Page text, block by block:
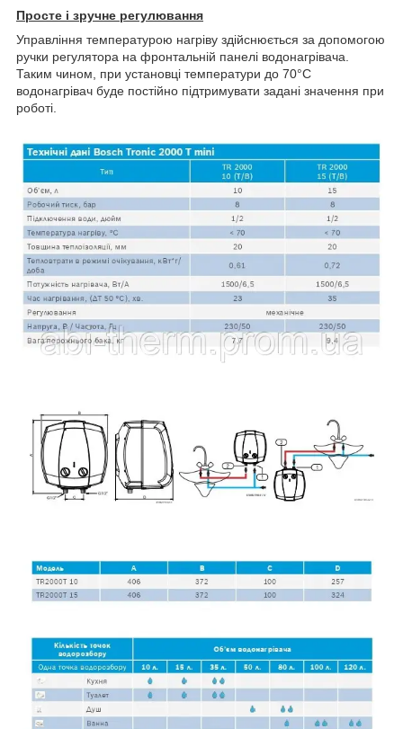
Просте і зручне регулювання
Управління температурою нагріву здійснюється за допомогою
ручки регулятора на фронтальній панелі водонагрівача.
Таким чином, при установці температури до 70°С
водонагрівач буде постійно підтримувати задані значення при
роботі.